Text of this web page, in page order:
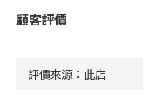
顧客評價